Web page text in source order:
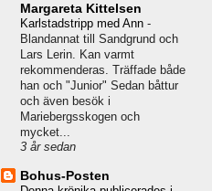
Margareta Kittelsen
Karlstadstripp med Ann -
Blandannat till Sandgrund och
Lars Lerin. Kan varmt
rekommenderas. Träffade både
han och "Junior" Sedan båttur
och även besök i
Mariebergsskogen och
mycket...
3 år sedan
Bohus-Posten